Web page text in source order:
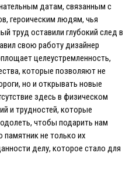
датам, связанным с
героическим людям, чья
труд оставили глубокий след в
свою работу дизайнер
целеустремленность,
которые позволяют не
но и открывать новые
здесь в физическом
и трудностей, которые
чтобы подарить нам
памятник не только их
делу, которое стало для